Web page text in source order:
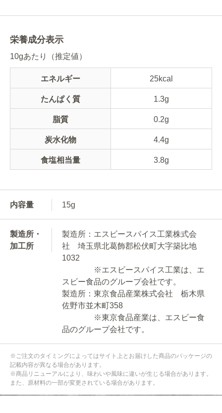
栄養成分表示
10gあたり（推定値）
エネルギー 25kcal
たんぱく質 1.3g
脂質 0.2g
炭水化物 4.4g
食塩相当量 3.8g
内容量 15g
製造所・
加工所
製造所：エスビースパイス工業株式会
社 埼玉県北葛飾郡松伏町大字築比地
1032
※エスビースパイス工業は、エ
スビー食品のグループ会社です。
製造所：東京食品産業株式会社 栃木県
佐野市並木町358
※東京食品産業は、エスビー食
品のグループ会社です。
※ご注文のタイミングによってはサイト上とお届けした商品のパッケージの
記載内容が異なる場合があります。
※商品リニューアルにより、味わいや風味に違いが生じる場合があります。
また、原材料の一部が変更されている場合があります。